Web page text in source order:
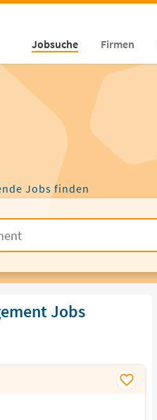
Jobsuche Firmen
Jobs finden
Jobs